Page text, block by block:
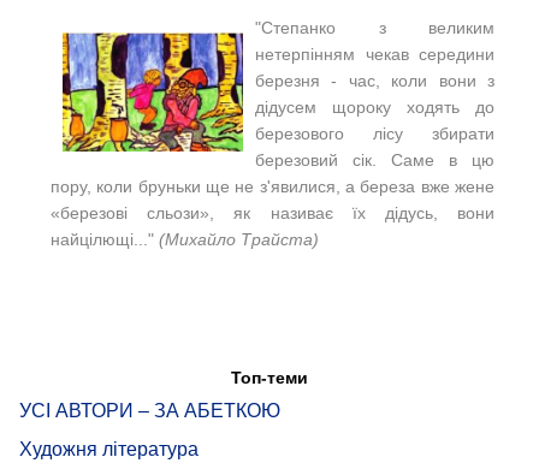
"Степанко з великим
нетерпінням чекав середини
березня - час, коли вони з
дідусем щороку ходять до
березового лісу збирати
березовий сік. Саме в цю
пору, коли бруньки ще не з'явилися, а береза вже жене
«березові сльози», як називає їх дідусь, вони
найцілющі..." (Михайло Трайста)
Топ-теми
УСІ АВТОРИ – ЗА АБЕТКОЮ
Художня література